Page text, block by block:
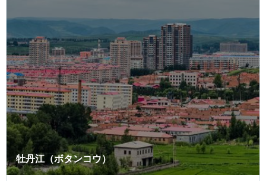
牡丹江（ボタンコウ）